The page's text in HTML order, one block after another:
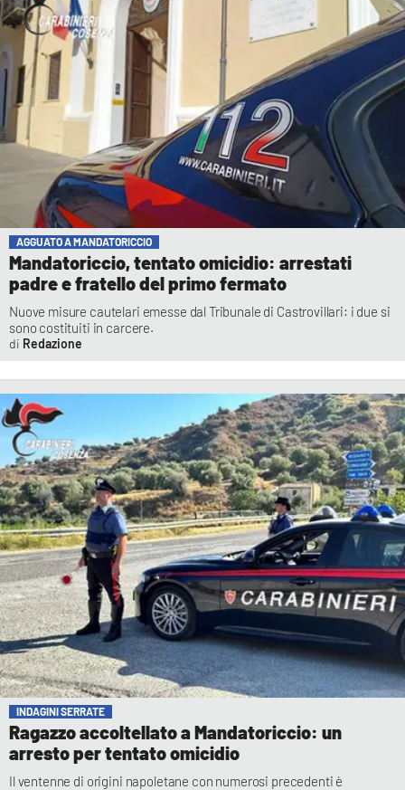
AGGUATO A MANDATORICCIO
Mandatoriccio, tentato omicidio: arrestati
padre e fratello del primo fermato
Nuove misure cautelari emesse dal Tribunale di Castrovillari: i due si
sono costituiti in carcere.
Redazione
INDAGINI SERRATE
Ragazzo accoltellato a Mandatoriccio: un
arresto per tentato omicidio
Il ventenne di origini napoletane con numerosi precedenti è